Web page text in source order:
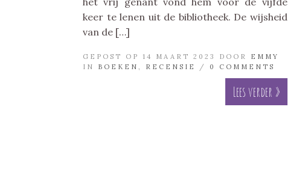
keer te lenen uit de bibliotheek. De wijsheid
van de […]
GEPOST OP 14 MAART 2023 DOOR EMMY
IN BOEKEN , RECENSIE / 0 COMMENTS
Lees verder »